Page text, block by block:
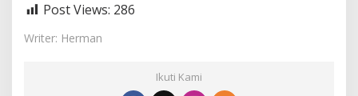
Post Views: 286
Writer: Herman
Ikuti Kami